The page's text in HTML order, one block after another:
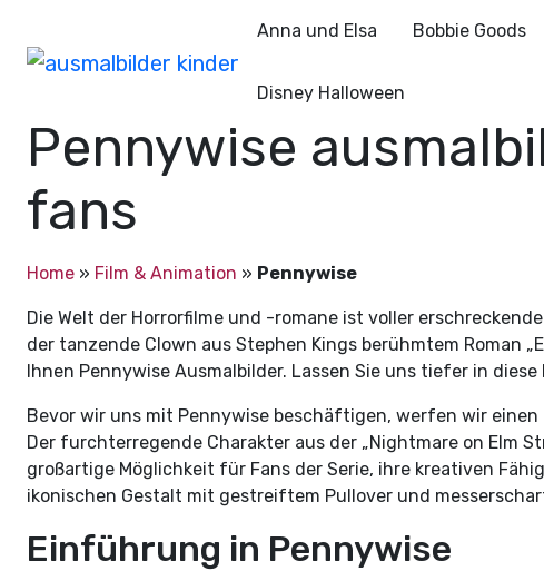
Anna und Elsa Bobbie Goods
Disney Halloween
Pennywise
fans
Home » Film & Animation » Pennywise
Die Welt der Horrorfilme und -romane ist voller
der tanzende Clown aus Stephen Kings berühmtem Roman
Ihnen Pennywise Ausmalbilder. Lassen Sie uns tiefer in
Bevor wir uns mit Pennywise beschäftigen, werfen wir
Der furchterregende Charakter aus der „Nightmare on Elm
großartige Möglichkeit für Fans der Serie, ihre kreativen
ikonischen Gestalt mit gestreiftem Pullover und
Einführung in Pennywise